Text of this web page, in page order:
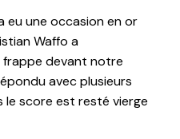
eu une occasion en or
Waffo a
devant notre
avec plusieurs
le score est resté vierge